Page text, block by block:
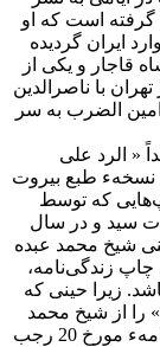
است که او
ایران گردیده
قاجار و یکی از
با ناصرالدین
الضرب به سر
« الرد علی
نسخهء طبع بیروت
که توسط
ق در زمان حیات سید و در سال
شیخ محمد عبده
زندگی‌نامه،
زیرا حینی که
را از شیخ محمد
عبده در قاهره می‌گیرد، شیخ محمد عبده طی نامهء مورخ 20 رجب